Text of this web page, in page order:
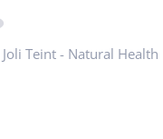
Teint - Natural